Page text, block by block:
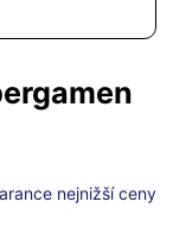
nejnižší ceny